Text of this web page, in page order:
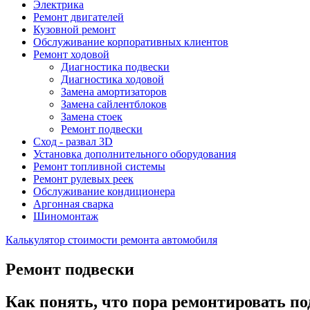
Электрика
Ремонт двигателей
Кузовной ремонт
Обслуживание корпоративных клиентов
Ремонт ходовой
Диагностика подвески
Диагностика ходовой
Замена амортизаторов
Замена сайлентблоков
Замена стоек
Ремонт подвески
Сход - развал 3D
Установка дополнительного оборудования
Ремонт топливной системы
Ремонт рулевых реек
Обслуживание кондиционера
Аргонная сварка
Шиномонтаж
Калькулятор стоимости ремонта автомобиля
Ремонт подвески
Как понять, что пора ремонтировать